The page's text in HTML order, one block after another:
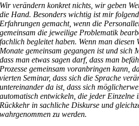
Wir verändern konkret nichts, wir geben
die Hand. Besonders wichtig ist mir
Erfahrungen gemacht, wenn die
gemeinsam die jeweilige Problematik
fachlich begleitet haben. Wenn man diesen
Monate gemeinsam gegangen ist und sich
dass man etwas sagen darf, dass man
Prozesse gemeinsam voranbringen kann,
vierten Seminar, dass sich die Sprache
untereinander da ist, dass sich
automatisch entwickeln, die jeder Einzelne
Rückkehr in sachliche Diskurse und
wahrgenommen zu werden.